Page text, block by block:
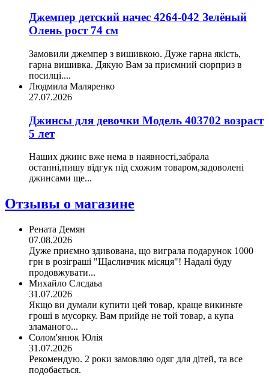
Джемпер детский начес 4264-042 Зелёный
Олень рост 74 см
Замовили джемпер з вишивкою. Дуже гарна якість,
гарна вишивка. Дякую Вам за приємний сюрприз в
посилці....
Людмила Маляренко
27.07.2026
Джинсы для девочки Модель 403702 возраст
5 лет
Наших джинс вже нема в наявності,забрала
останні,пишу відгук під схожим товаром,задоволені
джинсами ще...
Отзывы о магазине
Рената Демян
07.08.2026
Дуже приємно здивована, що виграла подарунок 1000
грн в розіграші "Щасливчик місяця"! Надалі буду
продовжувати...
Михайло Слсдаьа
31.07.2026
Якщо ви думали купити цей товар, краще викиньте
гроші в мусорку. Вам прийде не той товар, а купа
зламаного...
Солом'янюк Юлія
31.07.2026
Рекомендую. 2 роки замовляю одяг для дітей, та все
подобається.